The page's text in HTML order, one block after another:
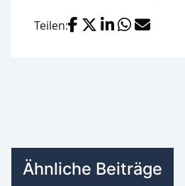
Teilen: Facebook
X (Twitter)
LinkedIn
WhatsApp
Ähnliche Beiträge